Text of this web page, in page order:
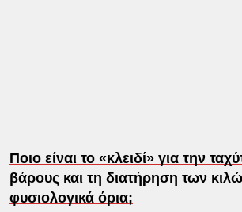
Ποιο είναι το «κλειδί» για την
βάρους και τη διατήρηση των
φυσιολογικά όρια;